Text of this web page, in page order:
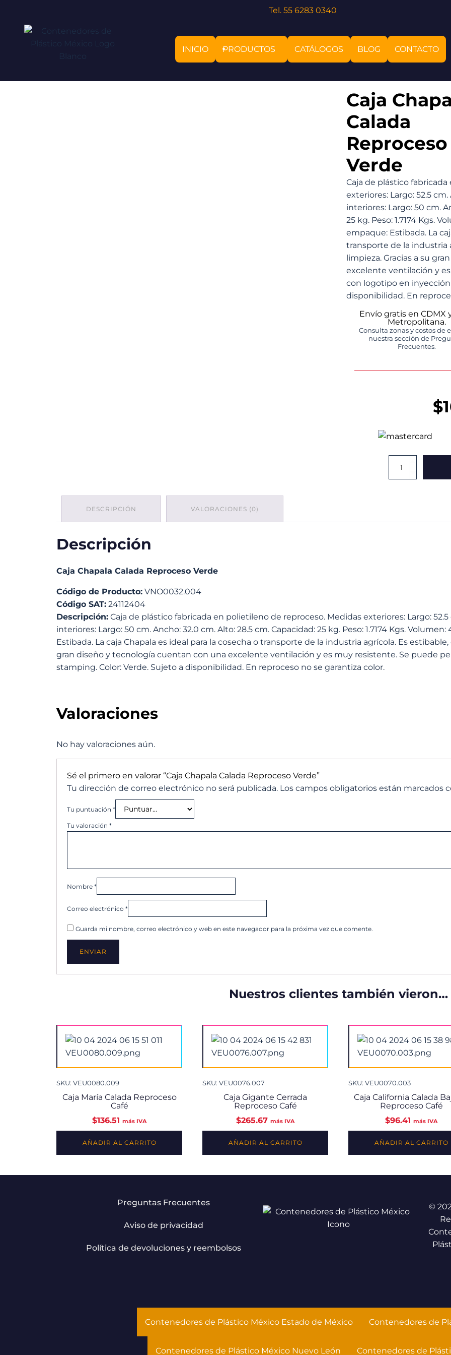
Tel. 55 6283 0340
INICIO PRODUCTOS CATÁLOGOS BLOG CONTACTO
Caja
Calada
Reproceso
Verde
Caja de plástico
exteriores: Largo: 52.5
interiores: Largo: 50 cm.
25 kg. Peso: 1.7174 Kgs.
empaque: Estibada. La
transporte de la industria
limpieza. Gracias a su
excelente ventilación y
con logotipo en
disponibilidad. En
Envío gratis en CDMX
Metropolitana.
Consulta zonas y costos de
nuestra sección de
Frecuentes.
$
Caja
DESCRIPCIÓN VALORACIONES (0)
Descripción
Caja Chapala Calada Reproceso Verde
Código de Producto: VNO0032.004
Código SAT: 24112404
Descripción: Caja de plástico fabricada en polietileno de reproceso. Medidas exteriores: Largo:
interiores: Largo: 50 cm. Ancho: 32.0 cm. Alto: 28.5 cm. Capacidad: 25 kg. Peso: 1.7174 Kgs.
Estibada. La caja Chapala es ideal para la cosecha o transporte de la industria agrícola. Es
gran diseño y tecnología cuentan con una excelente ventilación y es muy resistente. Se puede
stamping. Color: Verde. Sujeto a disponibilidad. En reproceso no se garantiza color.
Valoraciones
No hay valoraciones aún.
Sé el primero en valorar “Caja Chapala Calada Reproceso Verde”
Tu dirección de correo electrónico no será publicada. Los campos obligatorios están marcados
Tu puntuación *
Tu valoración *
Nombre *
Correo electrónico *
Guarda mi nombre, correo electrónico y web en este navegador para la próxima vez que comente.
Nuestros clientes también vieron…
SKU: VEU0080.009
Caja María Calada Reproceso
Café
$136.51 más IVA
AÑADIR AL CARRITO
SKU: VEU0076.007
Caja Gigante Cerrada
Reproceso Café
$265.67 más IVA
AÑADIR AL CARRITO
SKU: VEU0070.003
Caja California Calada
Reproceso Café
$96.41 más IVA
AÑADIR AL CARRITO
Preguntas Frecuentes
Aviso de privacidad
Política de devoluciones y reembolsos
©
Contenedores de Plástico México Estado de México Contenedores de
Contenedores de Plástico México Nuevo León Contenedores de